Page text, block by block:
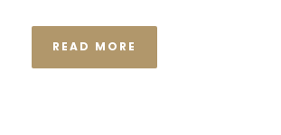
READ MORE